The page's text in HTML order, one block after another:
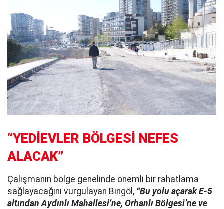
“YEDİEVLER BÖLGESİ NEFES
ALACAK”
Çalışmanın bölge genelinde önemli bir rahatlama
sağlayacağını vurgulayan Bingöl, “Bu yolu açarak E-5
altından Aydınlı Mahallesi’ne, Orhanlı Bölgesi’ne ve